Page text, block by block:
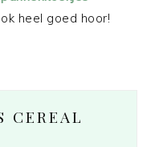
heel goed hoor!
CEREAL